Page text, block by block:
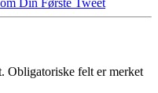
Din Første Tweet
Obligatoriske felt er merket